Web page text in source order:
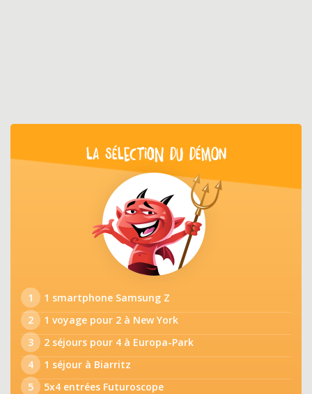
LA SÉLECTION DU DÉMON
1
1 smartphone Samsung Z
2
1 voyage pour 2 à New York
3
2 séjours pour 4 à Europa-Park
4
1 séjour à Biarritz
5
5x4 entrées Futuroscope